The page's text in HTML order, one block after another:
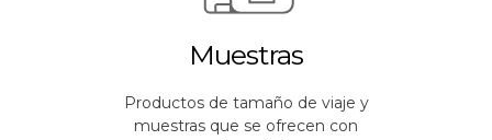
Muestras
Productos de tamaño de viaje y
muestras que se ofrecen con